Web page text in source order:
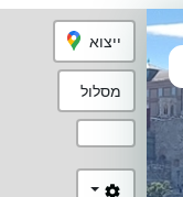
ייצוא
מסלול